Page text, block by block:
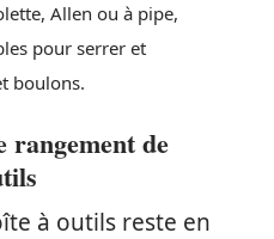
Allen ou à pipe,
pour serrer et
boulons.
rangement de
à outils reste en